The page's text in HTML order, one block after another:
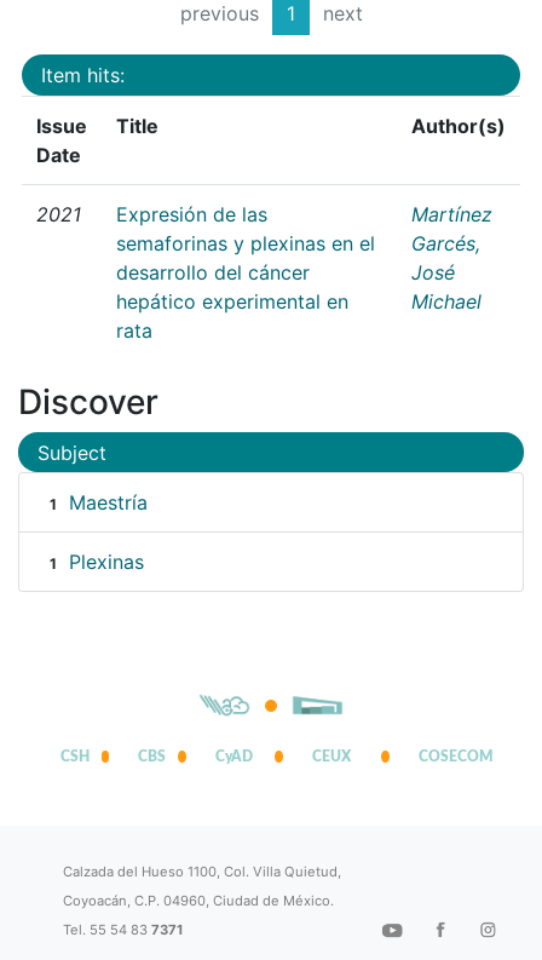
previous 1 next
Item hits:
Issue
Date
Title Author(s)
2021
Expresión de las
semaforinas y plexinas en el
desarrollo del cáncer
hepático experimental en
rata
Martínez
Garcés,
José
Michael
Discover
Subject
1 Maestría
1 Plexinas
CSH CBS CyAD CEUX COSECOM
Calzada del Hueso 1100, Col. Villa Quietud,
Coyoacán, C.P. 04960, Ciudad de México.
Tel. 55 54 837371